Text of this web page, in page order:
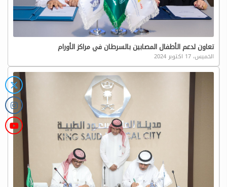
تعاون لدعم الأطفال المصابين بالسرطان في مراكز الأورام
الخميس، 17 اكتوبر 2024